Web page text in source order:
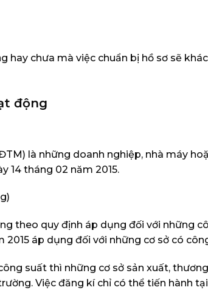
chưa mà việc chuẩn bị hồ sơ sẽ
động
là những doanh nghiệp, nhà máy
14 tháng 02 năm 2015.
theo quy định áp dụng đối với những
áp dụng đối với những cơ sở có
suất thì những cơ sở sản xuất,
Việc đăng kí chỉ có thể tiến hành